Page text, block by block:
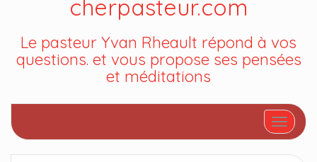
cherpasteur.com
Le pasteur Yvan Rheault répond à vos
questions. et vous propose ses pensées
et méditations
Afficher/